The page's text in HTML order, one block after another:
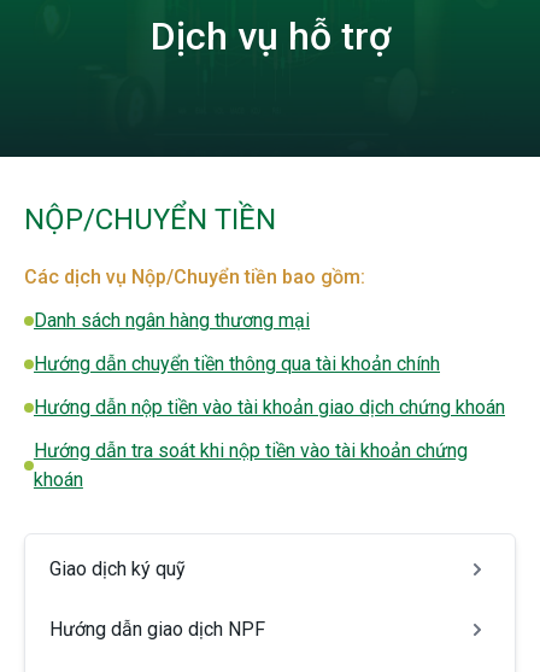
Dịch vụ hỗ trợ
Giao dịch ký quỹ
Hướng dẫn giao dịch NPF
NỘP/CHUYỂN TIỀN
Các dịch vụ Nộp/Chuyển tiền bao gồm:
Danh sách ngân hàng thương mại
Hướng dẫn chuyển tiền thông qua tài khoản chính
Hướng dẫn nộp tiền vào tài khoản giao dịch chứng khoán
Hướng dẫn tra soát khi nộp tiền vào tài khoản chứng
khoán